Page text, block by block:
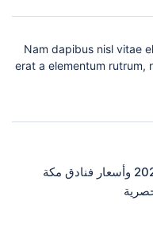
Nam dapibus nisl vitae
erat a elementum rutrum,
أفضل باقات الحج 2026 وأسعار فنادق مكة